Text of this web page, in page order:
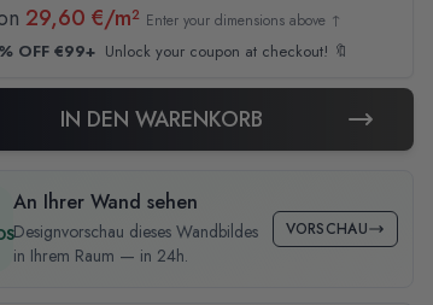
29,60 €/m² Enter your dimensions above ↑
OFF €99+ Unlock your coupon at checkout! 🔖
IN DEN WARENKORB
An Ihrer Wand sehen
Designvorschau dieses Wandbildes
in Ihrem Raum — in 24h.
VORSCHAU